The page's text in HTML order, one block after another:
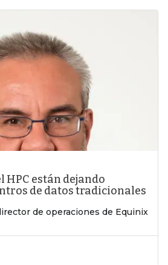
HPC están dejando
de datos tradicionales
de operaciones de Equinix